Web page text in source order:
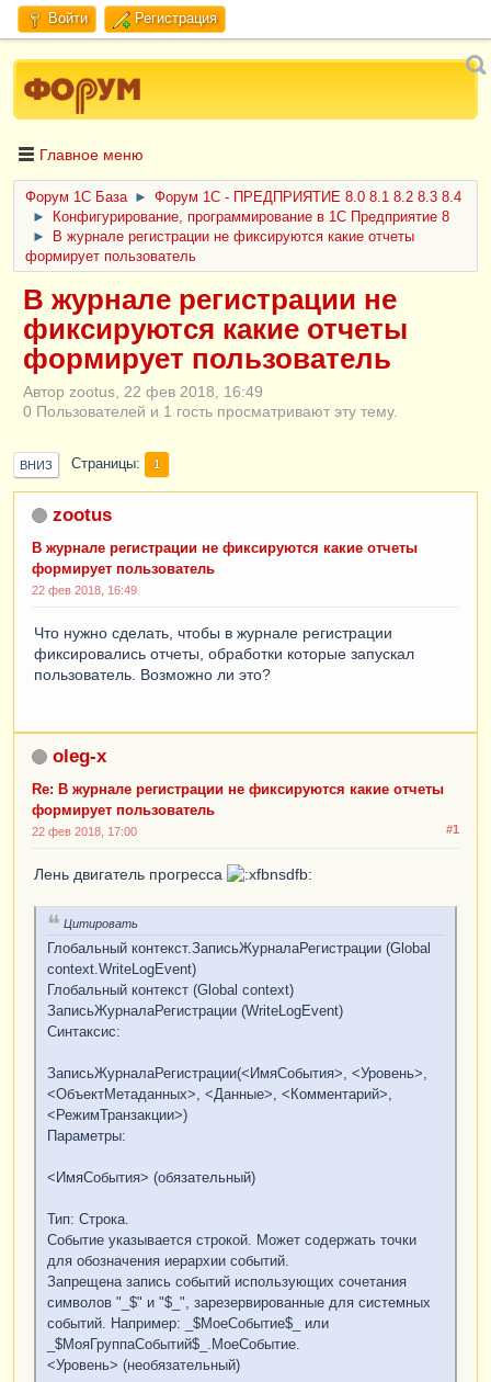
Войти Регистрация
Главное меню
Форум 1C База ►
Форум 1С - ПРЕДПРИЯТИЕ 8.0 8.1 8.2 8.3 8.4
►
Конфигурирование, программирование в 1С Предприятие 8
►
В журнале регистрации не фиксируются какие отчеты
формирует пользователь
В журнале регистрации не
фиксируются какие отчеты
формирует пользователь
Автор zootus, 22 фев 2018, 16:49
0 Пользователей и 1 гость просматривают эту тему.
ВНИЗ Страницы 1
zootus
В журнале регистрации не фиксируются какие отчеты
формирует пользователь
22 фев 2018, 16:49
Что нужно сделать, чтобы в журнале регистрации
фиксировались отчеты, обработки которые запускал
пользователь. Возможно ли это?
oleg-x
Re: В журнале регистрации не фиксируются какие отчеты
формирует пользователь
#1
22 фев 2018, 17:00
Лень двигатель прогресса
Цитировать
Глобальный контекст.ЗаписьЖурналаРегистрации (Global
context.WriteLogEvent)
Глобальный контекст (Global context)
ЗаписьЖурналаРегистрации (WriteLogEvent)
Синтаксис:
ЗаписьЖурналаРегистрации(<ИмяСобытия>, <Уровень>,
<ОбъектМетаданных>, <Данные>, <Комментарий>,
<РежимТранзакции>)
Параметры:
<ИмяСобытия> (обязательный)
Тип: Строка.
Событие указывается строкой. Может содержать точки
для обозначения иерархии событий.
Запрещена запись событий использующих сочетания
символов "_$" и "$_", зарезервированные для системных
событий. Например: _$МоеСобытие$_ или
_$МояГруппаСобытий$_.МоеСобытие.
<Уровень> (необязательный)